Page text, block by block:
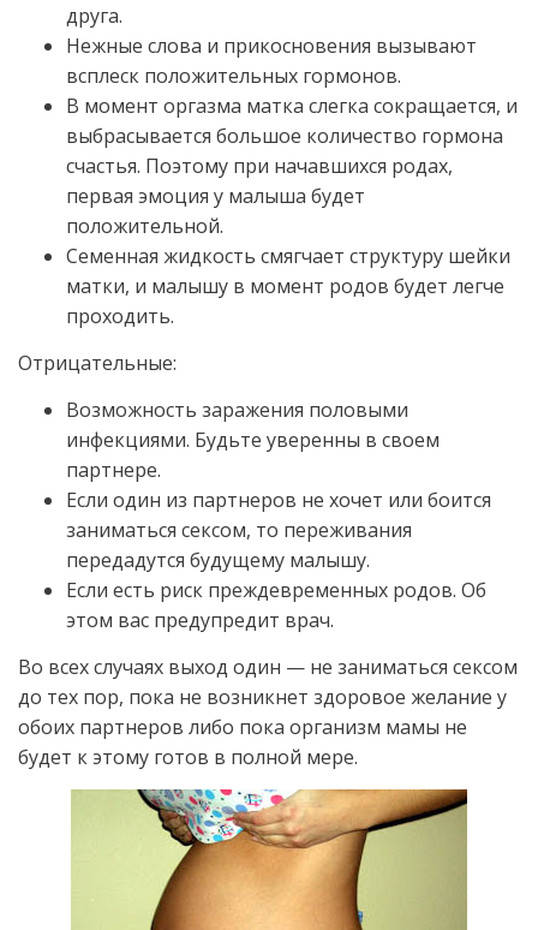
друга.
Нежные слова и прикосновения вызывают
всплеск положительных гормонов.
В момент оргазма матка слегка сокращается, и
выбрасывается большое количество гормона
счастья. Поэтому при начавшихся родах,
первая эмоция у малыша будет
положительной.
Семенная жидкость смягчает структуру шейки
матки, и малышу в момент родов будет легче
проходить.
Отрицательные:
Возможность заражения половыми
инфекциями. Будьте уверенны в своем
партнере.
Если один из партнеров не хочет или боится
заниматься сексом, то переживания
передадутся будущему малышу.
Если есть риск преждевременных родов. Об
этом вас предупредит врач.
Во всех случаях выход один — не заниматься сексом
до тех пор, пока не возникнет здоровое желание у
обоих партнеров либо пока организм мамы не
будет к этому готов в полной мере.